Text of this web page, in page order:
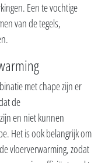
Een te vochtige
van de tegels,
met chape zijn er
de
en niet kunnen
Het is ook belangrijk om
vloerverwarming, zodat